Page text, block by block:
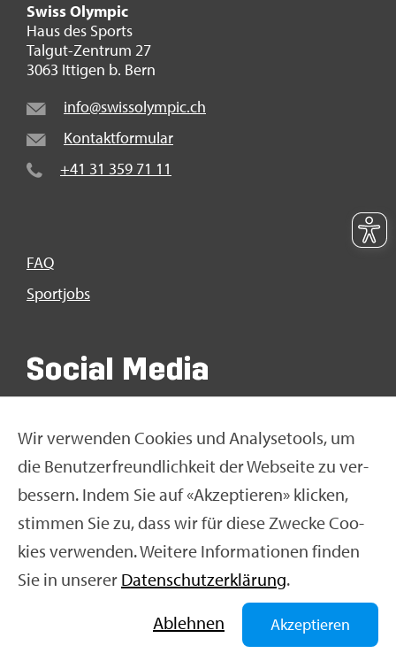
Wir ver­wen­den Coo­kies und Ana­ly­se­tools, um
die Be­nut­zer­freund­lich­keit der Web­sei­te zu ver­
bes­sern. Indem Sie auf «Ak­zep­tie­ren» kli­cken,
stim­men Sie zu, dass wir für diese Zwe­cke Coo­
kies ver­wen­den. Wei­te­re In­for­ma­tio­nen fin­den
Sie in un­se­rer Da­ten­schut­z­er­klä­rung.
Ab­leh­nen
Akzeptieren
Swiss Olym­pic
Haus des Sports
Tal­gut-Zen­trum 27
3063 It­ti­gen b. Bern
info@​swi​ssol​ympi​c.​ch
Kon­takt­for­mu­lar
+41 31 359 71 11
FAQ
Sport­jobs
So­ci­al Media
Im­pres­sum|Da­ten­schut­z­er­
Nut­zungs­be­din­gun­gen Ne­ti­quet­te